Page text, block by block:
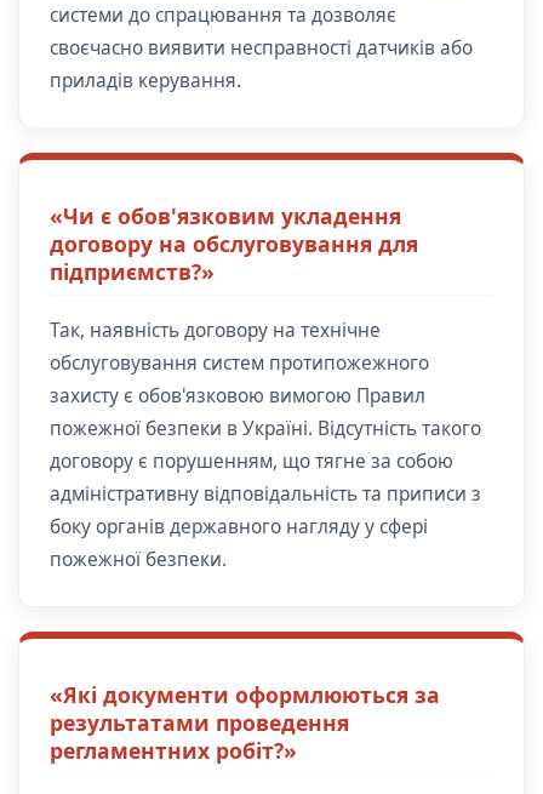
системи до спрацювання та дозволяє
своєчасно виявити несправності датчиків або
приладів керування.
«Чи є обов'язковим укладення
договору на обслуговування для
підприємств?»
Так, наявність договору на технічне
обслуговування систем протипожежного
захисту є обов'язковою вимогою Правил
пожежної безпеки в Україні. Відсутність такого
договору є порушенням, що тягне за собою
адміністративну відповідальність та приписи з
боку органів державного нагляду у сфері
пожежної безпеки.
«Які документи оформлюються за
результатами проведення
регламентних робіт?»